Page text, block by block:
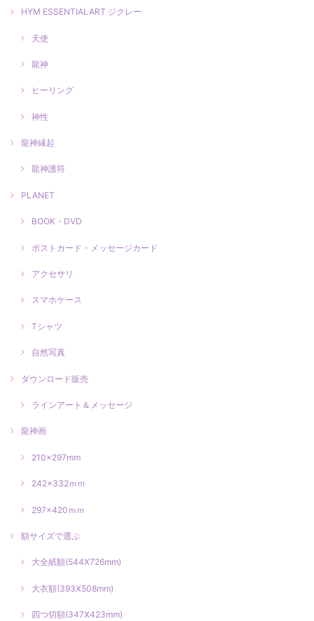
HYM ESSENTIALART ジクレー
天使
龍神
ヒーリング
神性
龍神縁起
龍神護符
PLANET
BOOK・DVD
ポストカード・メッセージカード
アクセサリ
スマホケース
Tシャツ
自然写真
ダウンロード販売
ラインアート＆メッセージ
龍神画
210×297mm
242×332ｍｍ
297×420ｍｍ
額サイズで選ぶ
大全紙額(544X726mm)
大衣額(393X508mm)
四つ切額(347X423mm)